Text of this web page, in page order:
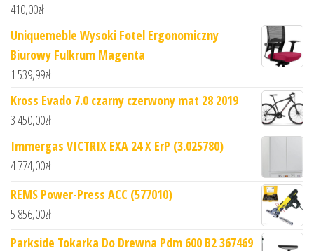
410,00zł
Uniquemeble Wysoki Fotel Ergonomiczny
Biurowy Fulkrum Magenta
1 539,99zł
Kross Evado 7.0 czarny czerwony mat 28 2019
3 450,00zł
Immergas VICTRIX EXA 24 X ErP (3.025780)
4 774,00zł
REMS Power-Press ACC (577010)
5 856,00zł
Parkside Tokarka Do Drewna Pdm 600 B2 367469